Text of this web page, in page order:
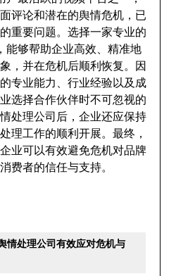
评论和潜在的舆情危机，已
重要问题。选择一家专业的
能够帮助企业高效、精准地
，并在危机后顺利恢复。因
专业能力、行业经验以及成
选择合作伙伴时不可忽视的
处理公司后，企业还应保持
理工作的顺利开展。最终，
业可以有效避免危机对品牌
费者的信任与支持。
情处理公司有效应对危机与